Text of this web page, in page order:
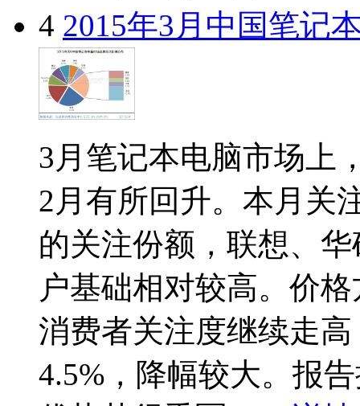
4 2015年3月中国笔记
3月笔记本电脑市场上
2月有所回升。本月关
的关注份额，联想、
户基础相对较高。价
消费者关注度继续走
4.5%，降幅较大。报